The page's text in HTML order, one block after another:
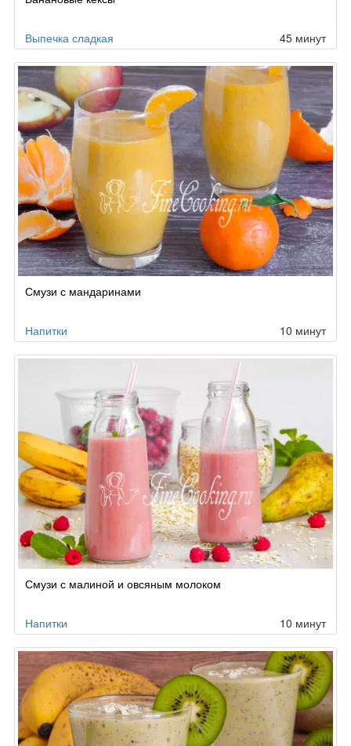
Выпечка сладкая 45 минут
Смузи с мандаринами
Напитки 10 минут
Смузи с малиной и овсяным молоком
Напитки 10 минут